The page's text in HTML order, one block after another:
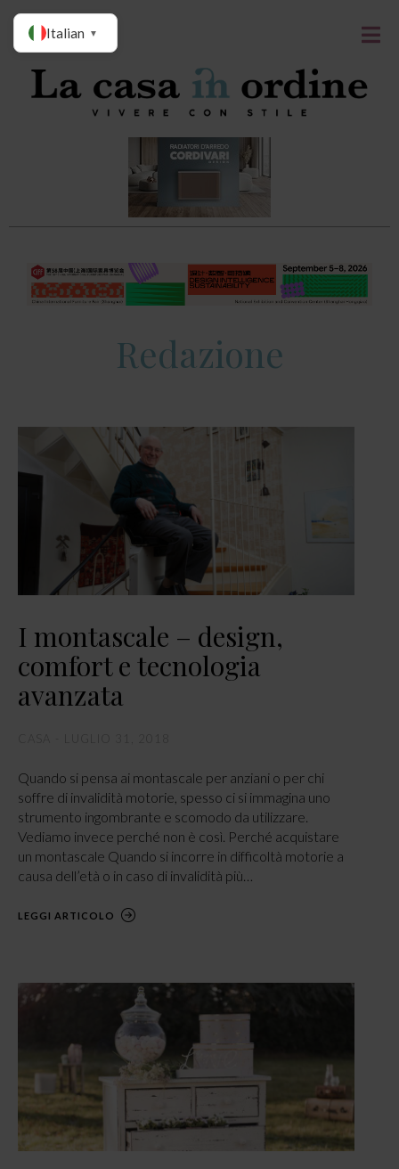
Redazione
I montascale – design,
comfort e tecnologia
avanzata
Quando si pensa ai montascale per anziani o per chi
soffre di invalidità motorie, spesso ci si immagina uno
strumento ingombrante e scomodo da utilizzare.
Vediamo invece perché non è così. Perché acquistare
un montascale Quando si incorre in difficoltà motorie a
causa dell’età o in caso di invalidità più…
LEGGI ARTICOLO
Italian ▼